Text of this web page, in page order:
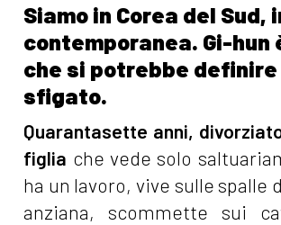
Siamo in Corea del Sud,
contemporanea. Gi-hun
che si potrebbe definire
sfigato.
Quarantasette anni,
figlia che vede solo
ha un lavoro, vive sulle spalle
anziana, scommette sui